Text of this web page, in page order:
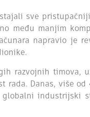
sve
među manjim
napravio je
razvojnih timova,
rada. Danas, više od
industrijski